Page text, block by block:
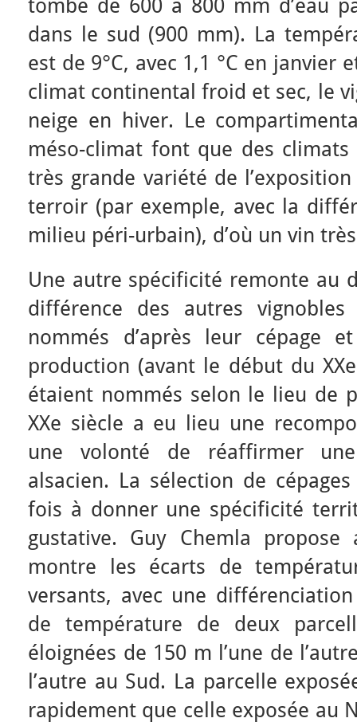
tombe de 600 à 800 mm d’eau
dans le sud (900 mm). La
est de 9°C, avec 1,1 °C en janvier
climat continental froid et sec, le
neige en hiver. Le
méso-climat font que des
très grande variété de
terroir (par exemple, avec la
milieu péri-urbain), d’où un vin
Une autre spécificité remonte au
différence des autres
nommés d’après leur cépage
production (avant le début du
étaient nommés selon le lieu de
XXe siècle a eu lieu une
une volonté de réaffirmer
alsacien. La sélection de
fois à donner une spécificité
gustative. Guy Chemla
montre les écarts de
versants, avec une
de température de deux
éloignées de 150 m l’une de
l’autre au Sud. La parcelle
rapidement que celle exposée au